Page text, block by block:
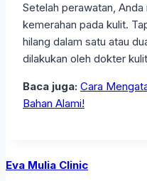
Setelah perawatan,
kemerahan pada kulit.
hilang dalam satu atau
dilakukan oleh dokter
Baca juga: Cara
Bahan Alami!
Eva Mulia Clinic